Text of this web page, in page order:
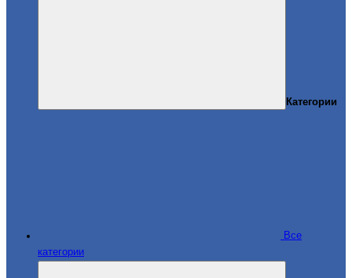
Категории
Все
категории